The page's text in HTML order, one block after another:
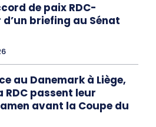
de paix RDC-
briefing au Sénat
au Danemark à Liège,
RDC passent leur
avant la Coupe du